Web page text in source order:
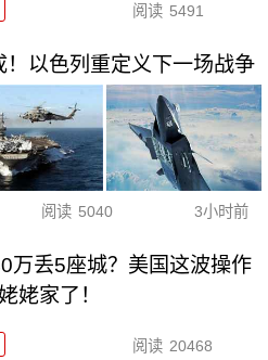
阅读 5491
以色列重定义下一场战争
阅读 5040 3小时前
万丢5座城？美国这波操作
姥家了！
阅读 20468